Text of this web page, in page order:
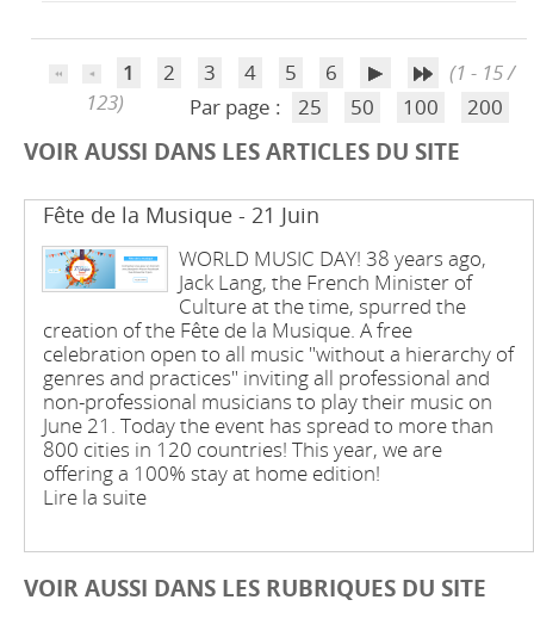
1 2 3 4 5 6
(1 - 15 /
123)
Par page : 25 50 100 200
VOIR AUSSI DANS LES ARTICLES DU SITE
Fête de la Musique - 21 Juin
WORLD MUSIC DAY! 38 years ago,
Jack Lang, the French Minister of
Culture at the time, spurred the
creation of the Fête de la Musique. A free
celebration open to all music "without a hierarchy of
genres and practices" inviting all professional and
non-professional musicians to play their music on
June 21. Today the event has spread to more than
800 cities in 120 countries! This year, we are
offering a 100% stay at home edition!
Lire la suite
VOIR AUSSI DANS LES RUBRIQUES DU SITE